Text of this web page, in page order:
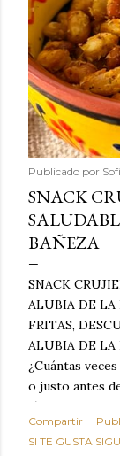
Publicado por
SNACK
BAÑEZA
SNACK
ALUBIA DE LA
FRITAS,
ALUBIA DE LA
¿Cuántas
o justo antes
típicas
Todos hemos
Compartir
SI TE GUSTA